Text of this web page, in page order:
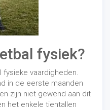
fysiek?
vaardigheden.
in de eerste maanden
zijn niet gewend aan dit
het enkele tientallen